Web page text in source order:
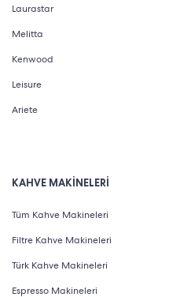
Laurastar
Melitta
Kenwood
Leisure
Ariete
KAHVE MAKİNELERİ
Tüm Kahve Makineleri
Filtre Kahve Makineleri
Türk Kahve Makineleri
Espresso Makineleri